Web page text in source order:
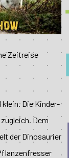
Zeitreise
klein. Die Kinder-
Dem
der Dinosaurier